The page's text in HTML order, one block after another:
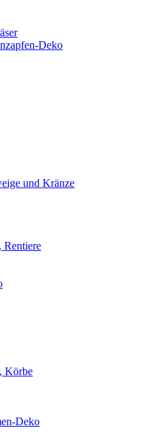
Deko
und Kränze
Rentiere
Körbe
Deko